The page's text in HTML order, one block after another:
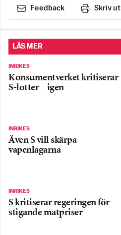
Feedback Skriv ut
LÄS MER
INRIKES
Konsumentverket kritiserar
S-lotter – igen
INRIKES
Även S vill skärpa
vapenlagarna
INRIKES
S kritiserar regeringen för
stigande matpriser